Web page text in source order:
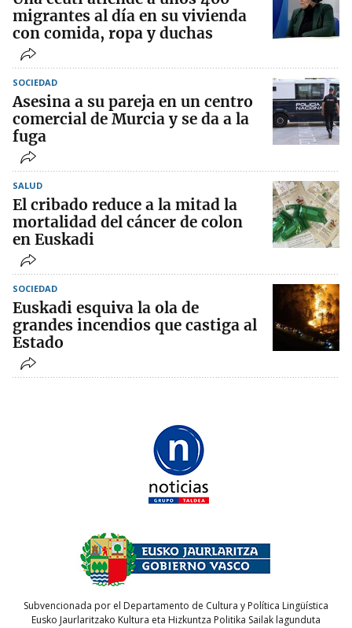
migrantes al día en su vivienda
con comida, ropa y duchas
SOCIEDAD
Asesina a su pareja en un centro
comercial de Murcia y se da a la
fuga
SALUD
El cribado reduce a la mitad la
mortalidad del cáncer de colon
en Euskadi
SOCIEDAD
Euskadi esquiva la ola de
grandes incendios que castiga al
Estado
Subvencionada por el Departamento de Cultura y Política Lingüística
Eusko Jaurlaritzako Kultura eta Hizkuntza Politika Sailak lagunduta